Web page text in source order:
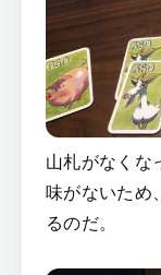
山札がなくな
味がないため
るのだ。